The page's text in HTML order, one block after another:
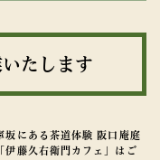
たします
坂にある茶道体験 阪口庵庭
伊藤久右衛門カフェ」はご